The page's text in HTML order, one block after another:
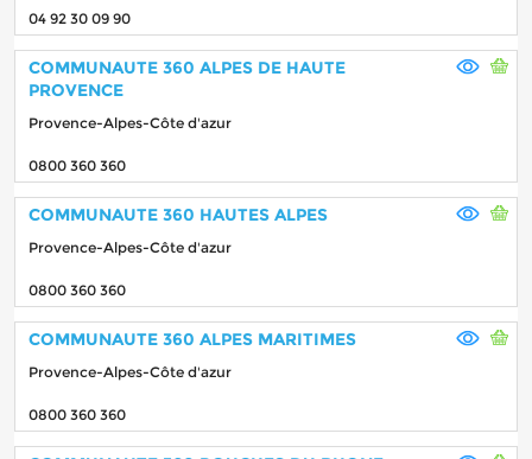
04 92 30 09 90
COMMUNAUTE 360 ALPES DE HAUTE
PROVENCE
Provence-Alpes-Côte d'azur
0800 360 360
COMMUNAUTE 360 HAUTES ALPES
Provence-Alpes-Côte d'azur
0800 360 360
COMMUNAUTE 360 ALPES MARITIMES
Provence-Alpes-Côte d'azur
0800 360 360